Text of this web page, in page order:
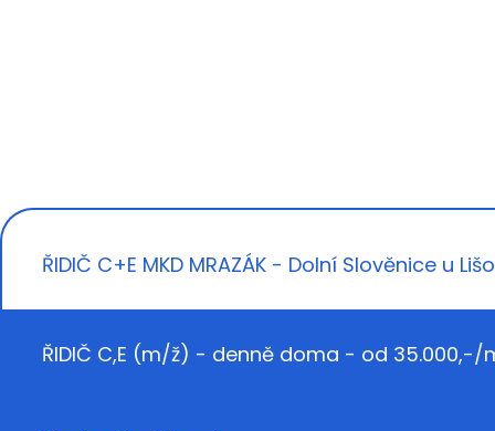
ŘIDIČ C+E MKD MRAZÁK - Dolní Slověnice u
ŘIDIČ C,E (m/ž) - denně doma - od